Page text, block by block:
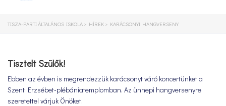
TISZA-PARTI ÁLTALÁNOS ISKOLA > HÍREK > KARÁCSONYI HANGVERSENY
Tisztelt Szülők!
Ebben az évben is megrendezzük karácsonyt váró koncertünket a
Szent Erzsébet-plébániatemplomban. Az ünnepi hangversenyre
szeretettel várjuk Önöket.